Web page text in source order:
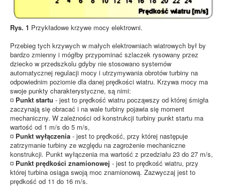
Rys. 1 Przykładowe krzywe mocy elektrowni.
Przebieg tych krzywych w małych elektrowniach wiatrowych był by
bardzo zmienny i mógłby przypominać szlaczek rysowany przez
dziecko w przedszkolu gdyby nie stosowano systemów
automatycznej regulacji mocy i utrzymywania obrotów turbiny na
odpowiednim poziomie dla danej prędkości wiatru. Krzywa mocy ma
swoje punkty charakterystyczne, są nimi:
¤ Punkt startu - jest to prędkość wiatru począwszy od której śmigła
zaczynają się obracać i na wale turbiny pojawia się moment
mechaniczny. W zależności od konstrukcji turbiny punkt startu ma
wartość od 1 m/s do 5 m/s,
¤ Punkt wyłączenia - jest to prędkość, przy której następuje
zatrzymanie turbiny ze względu na zagrożenie mechaniczne
konstrukcji. Punkt wyłączenia ma wartość z przedziału 23 do 27 m/s,
¤ Punkt prędkości znamionowej - jest to prędkość wiatru, przy
której turbina osiąga swoją moc znamionową. Zazwyczaj jest to
prędkość od 11 do 16 m/s.